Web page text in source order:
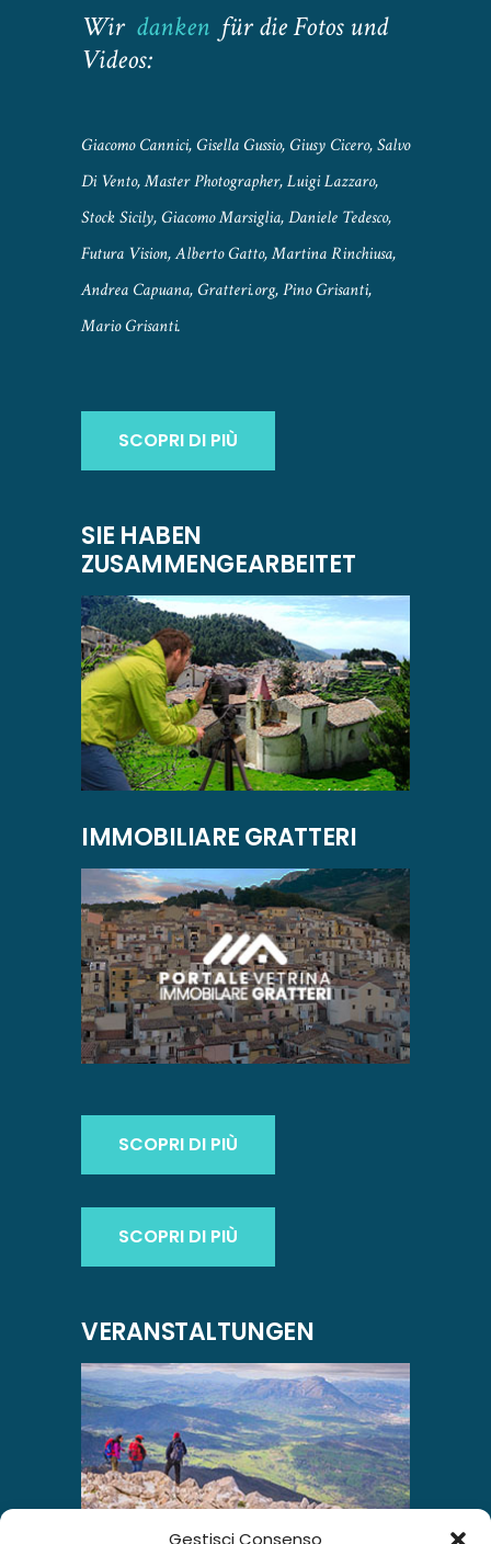
Gestisci Consenso
Wir danken für die Fotos und
Videos:
Giacomo Cannici, Gisella Gussio, Giusy Cicero, Salvo
Di Vento, Master Photographer, Luigi Lazzaro,
Stock Sicily, Giacomo Marsiglia, Daniele Tedesco,
Futura Vision, Alberto Gatto, Martina Rinchiusa,
Andrea Capuana, Gratteri.org, Pino Grisanti,
Mario Grisanti.
SCOPRI DI PIÙ
SIE HABEN
ZUSAMMENGEARBEITET
IMMOBILIARE GRATTERI
SCOPRI DI PIÙ
SCOPRI DI PIÙ
VERANSTALTUNGEN